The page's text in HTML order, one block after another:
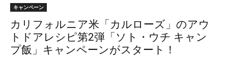
キャンペーン
カリフォルニア米「カルローズ」のアウ
トドアレシピ第2弾「ソト・ウチ キャン
プ飯」キャンペーンがスタート！